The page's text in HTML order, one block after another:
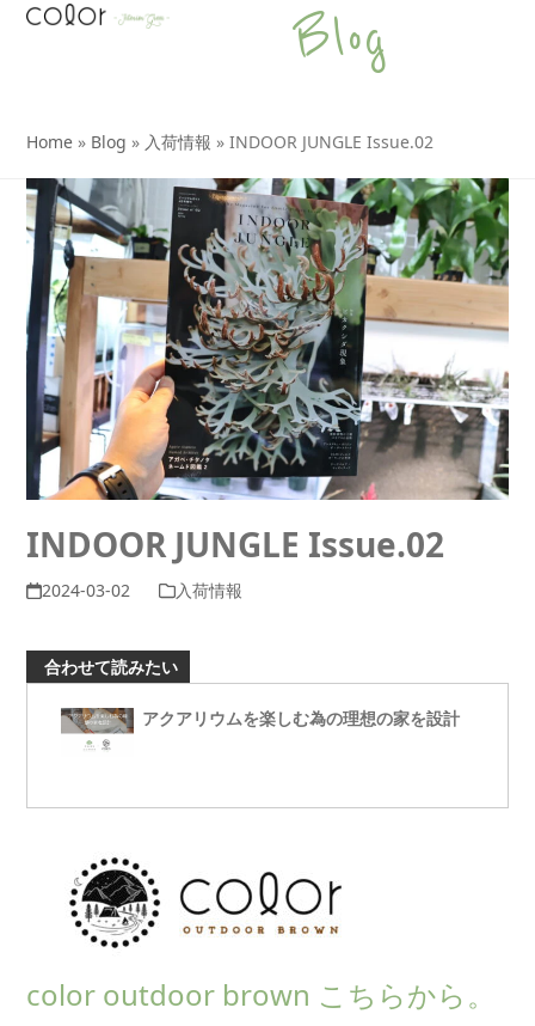
SkipOpen
Close
Blog
Home » Blog » 入荷情報 »INDOOR JUNGLE Issue.02
INDOOR JUNGLE Issue.02
2024-03-02 入荷情報
合わせて読みたい
アクアリウムを楽しむ為の理想の家を設計
color outdoor brown こちらから。